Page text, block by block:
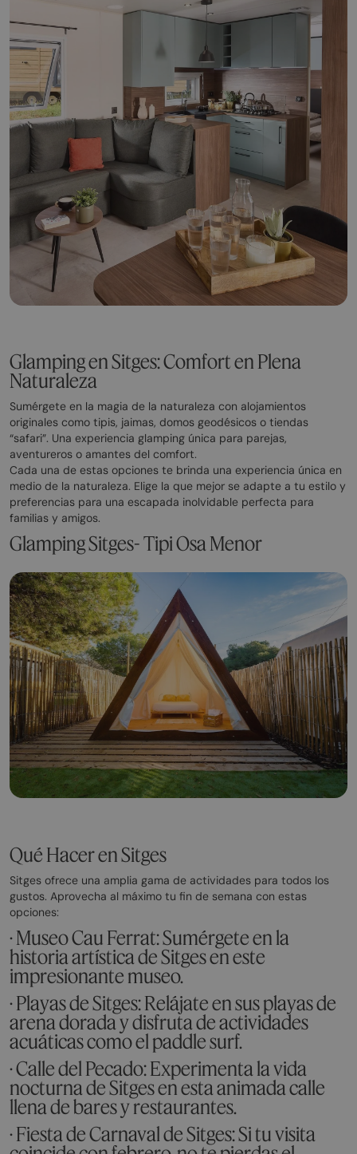
Glamping en Sitges: Comfort en Plena
Naturaleza
Sumérgete en la magia de la naturaleza con alojamientos
originales como tipis, jaimas, domos geodésicos o tiendas
“safari”. Una experiencia glamping única para parejas,
aventureros o amantes del comfort.
Cada una de estas opciones te brinda una experiencia única en
medio de la naturaleza. Elige la que mejor se adapte a tu estilo y
preferencias para una escapada inolvidable perfecta para
familias y amigos.
Glamping Sitges- Tipi Osa Menor
Qué Hacer en Sitges
Sitges ofrece una amplia gama de actividades para todos los
gustos. Aprovecha al máximo tu fin de semana con estas
opciones:
· Museo Cau Ferrat: Sumérgete en la
historia artística de Sitges en este
impresionante museo.
· Playas de Sitges: Relájate en sus playas de
arena dorada y disfruta de actividades
acuáticas como el paddle surf.
· Calle del Pecado: Experimenta la vida
nocturna de Sitges en esta animada calle
llena de bares y restaurantes.
· Fiesta de Carnaval de Sitges: Si tu visita